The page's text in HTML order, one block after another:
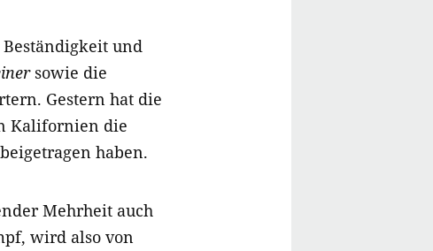
und
sowie die
Gestern hat die
Kalifornien die
haben.
Mehrheit auch
wird also von